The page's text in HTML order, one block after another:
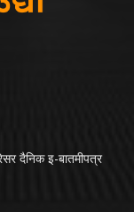
दैनिक इ-बातमीपत्र